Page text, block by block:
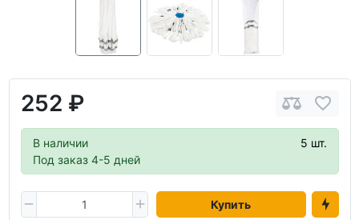
252 ₽
В наличии
5 шт.
Под заказ 4-5 дней
Купить